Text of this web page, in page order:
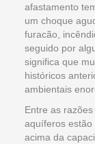
afastamento
um choque
furacão,
seguido por
significa que
históricos
ambientais
Entre as
aquíferos estão
acima da